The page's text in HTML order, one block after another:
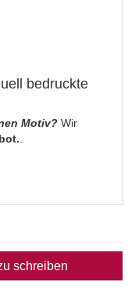
bedruckte
Motiv? Wir
schreiben